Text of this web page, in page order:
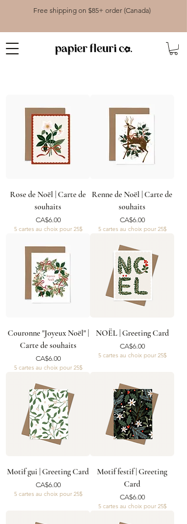
Free shipping on $85+ order (Canada)
Rose de Noël | Carte de
souhaits
Price
CA$6.00
5 cartes au choix pour 25$
Renne de Noël | Carte de
souhaits
Price
CA$6.00
5 cartes au choix pour 25$
Couronne "Joyeux Noël" |
Carte de souhaits
Price
CA$6.00
5 cartes au choix pour 25$
NOËL | Greeting Card
Price
CA$6.00
5 cartes au choix pour 25$
Motif gui | Greeting Card
Price
CA$6.00
5 cartes au choix pour 25$
Motif festif | Greeting
Card
Price
CA$6.00
5 cartes au choix pour 25$